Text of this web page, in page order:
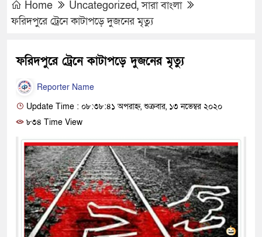
Home Uncategorized,সারা বাংলা
ফরিদপুরে ট্রেনে কাটাপড়ে দুজনের মৃত্যু
ফরিদপুরে ট্রেনে কাটাপড়ে দুজনের মৃত্যু
Reporter Name
Update Time : ০৮:৩৮:৪১ অপরাহ্ন, শুক্রবার, ১৩ নভেম্বর ২০২০
৮৩৪ Time View